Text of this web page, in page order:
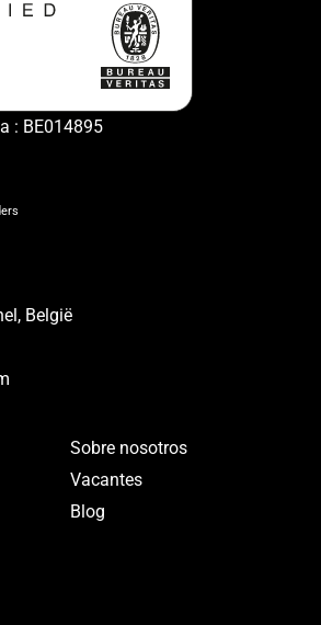
: BE014895
België
Sobre nosotros
Vacantes
Blog